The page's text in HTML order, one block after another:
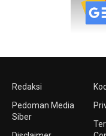
Redaksi
Pedoman Media
Siber